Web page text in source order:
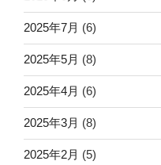
2025年7月 (6)
2025年5月 (8)
2025年4月 (6)
2025年3月 (8)
2025年2月 (5)